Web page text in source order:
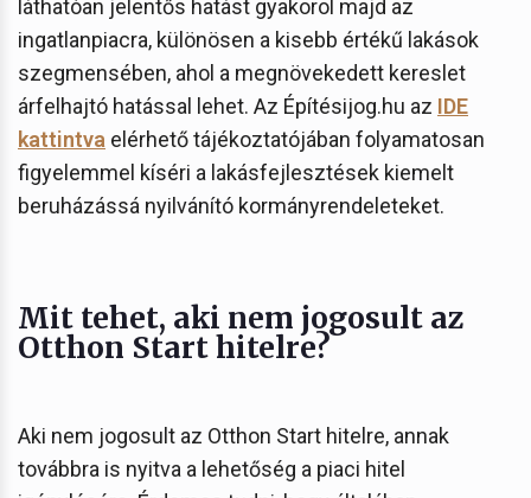
láthatóan jelentős hatást gyakorol majd az
ingatlanpiacra, különösen a kisebb értékű lakások
szegmensében, ahol a megnövekedett kereslet
árfelhajtó hatással lehet. Az Építésijog.hu az IDE
kattintva elérhető tájékoztatójában folyamatosan
figyelemmel kíséri a lakásfejlesztések kiemelt
beruházássá nyilvánító kormányrendeleteket.
Mit tehet, aki nem jogosult az
Otthon Start hitelre?
Aki nem jogosult az Otthon Start hitelre, annak
továbbra is nyitva a lehetőség a piaci hitel